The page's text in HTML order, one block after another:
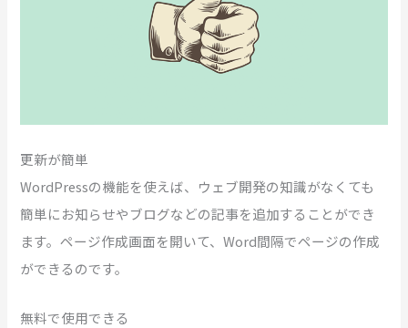
更新が簡単
WordPressの機能を使えば、ウェブ開発の知識がなくても
簡単にお知らせやブログなどの記事を追加することができ
ます。ページ作成画面を開いて、Word間隔でページの作成
ができるのです。
無料で使用できる